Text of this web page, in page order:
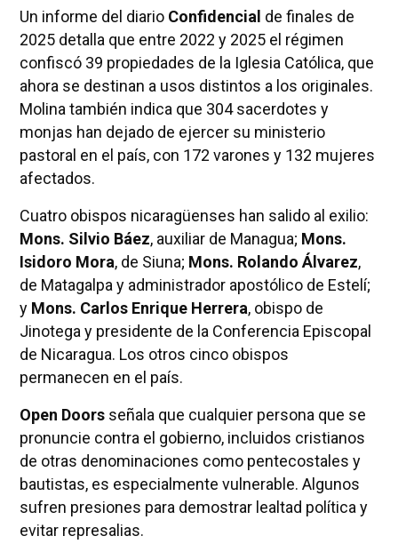
Un informe del diario Confidencial de finales de
2025 detalla que entre 2022 y 2025 el régimen
confiscó 39 propiedades de la Iglesia Católica, que
ahora se destinan a usos distintos a los originales.
Molina también indica que 304 sacerdotes y
monjas han dejado de ejercer su ministerio
pastoral en el país, con 172 varones y 132 mujeres
afectados.
Cuatro obispos nicaragüenses han salido al exilio:
Mons. Silvio Báez, auxiliar de Managua; Mons.
Isidoro Mora, de Siuna; Mons. Rolando Álvarez,
de Matagalpa y administrador apostólico de Estelí;
y Mons. Carlos Enrique Herrera, obispo de
Jinotega y presidente de la Conferencia Episcopal
de Nicaragua. Los otros cinco obispos
permanecen en el país.
Open Doorsseñala que cualquier persona que se
pronuncie contra el gobierno, incluidos cristianos
de otras denominaciones como pentecostales y
bautistas, es especialmente vulnerable. Algunos
sufren presiones para demostrar lealtad política y
evitar represalias.